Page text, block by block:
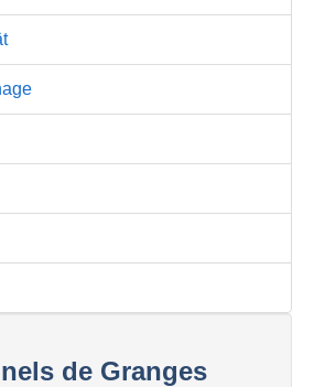
de Granges